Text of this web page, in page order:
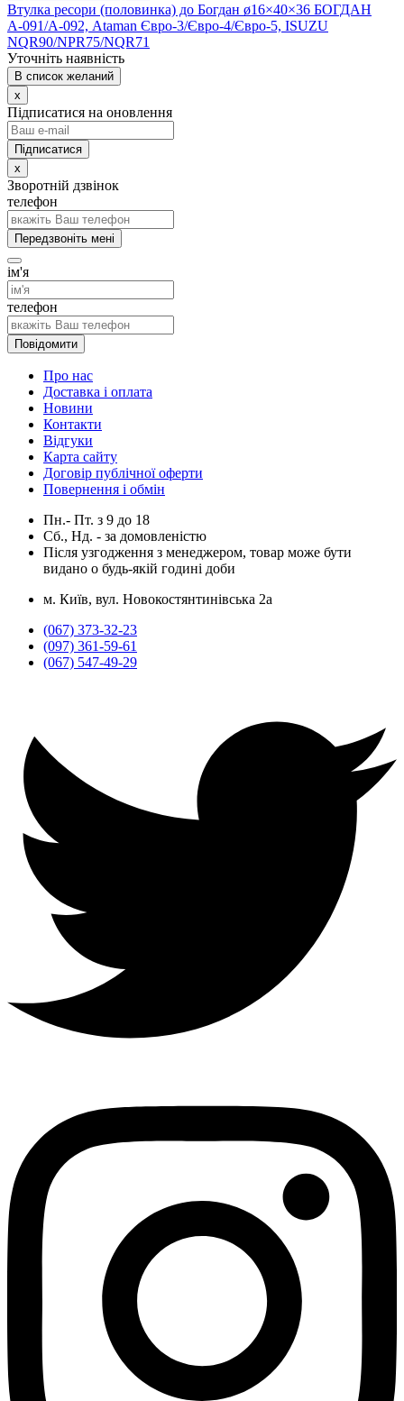
Втулка ресори (половинка) до Богдан ø16×40×36 БОГДАН
А-091/А-092, Ataman Євро-3/Євро-4/Євро-5, ISUZU
NQR90/NPR75/NQR71
Уточніть наявність
В список желаний
x
Підписатися на оновлення
x
Зворотній дзвінок
телефон
Передзвоніть мені
ім'я
телефон
Повідомити
Про нас
Доставка і оплата
Новини
Контакти
Відгуки
Карта сайту
Договір публічної оферти
Повернення і обмін
Пн.- Пт. з 9 до 18
Сб., Нд. - за домовленістю
Після узгодження з менеджером, товар може бути
видано о будь-якій годині доби
м. Київ, вул. Новокостянтинівська 2а
(067) 373-32-23
(097) 361-59-61
(067) 547-49-29